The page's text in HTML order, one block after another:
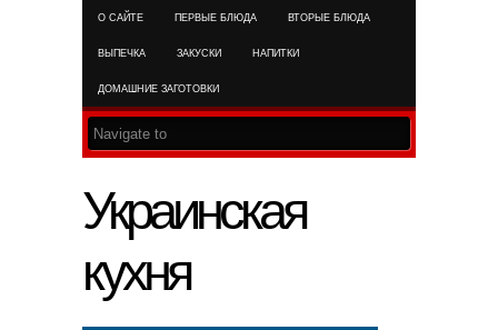
О САЙТЕ ПЕРВЫЕ БЛЮДА ВТОРЫЕ БЛЮДА
ВЫПЕЧКА ЗАКУСКИ НАПИТКИ
ДОМАШНИЕ ЗАГОТОВКИ
Украинская
кухня